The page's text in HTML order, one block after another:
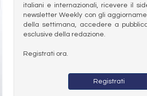
italiani e internazionali, ricevere il
newsletter Weekly con gli
della settimana, accedere a
esclusive della redazione.
Registrati ora.
Registrati